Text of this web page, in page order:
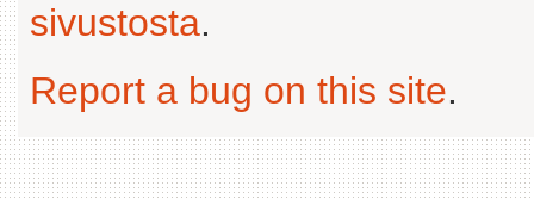
sivustosta.
Report a bug on this site.